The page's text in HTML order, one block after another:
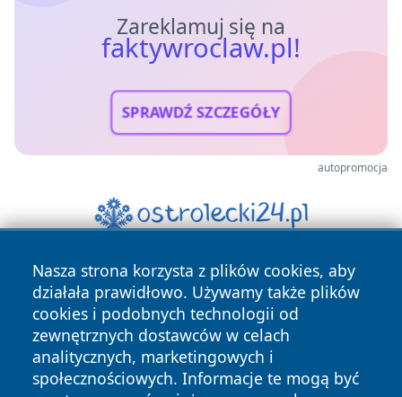
Zareklamuj się na
faktywroclaw.pl!
SPRAWDŹ SZCZEGÓŁY
autopromocja
Nasza strona korzysta z plików cookies, aby
działała prawidłowo. Używamy także plików
cookies i podobnych technologii od
zewnętrznych dostawców w celach
analitycznych, marketingowych i
społecznościowych. Informacje te mogą być
Copyright © 2026 faktywroclaw.pl Wszystkie prawa